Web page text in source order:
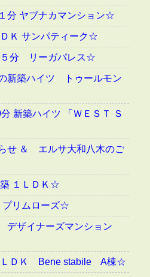
分 ヤブナカマンション☆
Ｋ サンパティーク☆
分 リーガパレス☆
新築ハイツ トゥールモン
新築ハイツ 「ＷＥＳＴ Ｓ
せ ＆ エルサ大和八木のご
１ＬＤＫ☆
リムローズ☆
ザイナーズマンション
ＬＤＫ Bene stabile A棟☆